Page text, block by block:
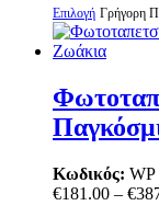
σελίδα
του
προϊόντος
Επιλογή Αυτό
το
προϊόν
Οι
μπορούν
να
Γρήγορη
Κωδικός: WP
€181.00 – €